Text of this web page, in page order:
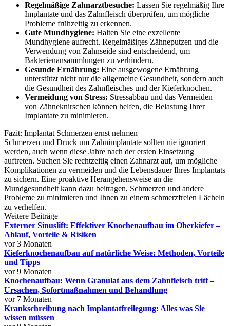
Regelmäßige Zahnarztbesuche: Lassen Sie regelmäßig Ihre
Implantate und das Zahnfleisch überprüfen, um mögliche
Probleme frühzeitig zu erkennen.
Gute Mundhygiene: Halten Sie eine exzellente
Mundhygiene aufrecht. Regelmäßiges Zähneputzen und die
Verwendung von Zahnseide sind entscheidend, um
Bakterienansammlungen zu verhindern.
Gesunde Ernährung: Eine ausgewogene Ernährung
unterstützt nicht nur die allgemeine Gesundheit, sondern auch
die Gesundheit des Zahnfleisches und der Kieferknochen.
Vermeidung von Stress: Stressabbau und das Vermeiden
von Zähneknirschen können helfen, die Belastung Ihrer
Implantate zu minimieren.
Fazit: Implantat Schmerzen ernst nehmen
Schmerzen und Druck um Zahnimplantate sollten nie ignoriert
werden, auch wenn diese Jahre nach der ersten Einsetzung
auftreten. Suchen Sie rechtzeitig einen Zahnarzt auf, um mögliche
Komplikationen zu vermeiden und die Lebensdauer Ihres Implantats
zu sichern. Eine proaktive Herangehensweise an die
Mundgesundheit kann dazu beitragen, Schmerzen und andere
Probleme zu minimieren und Ihnen zu einem schmerzfreien Lächeln
zu verhelfen.
Weitere Beiträge
Externer Sinuslift: Effektiver Knochenaufbau im Oberkiefer –
Ablauf, Vorteile & Risiken
vor 3 Monaten
Kieferknochenaufbau auf natürliche Weise: Methoden, Vorteile
und Tipps
vor 9 Monaten
Knochenaufbau: Wenn Granulat aus dem Zahnfleisch tritt –
Ursachen, Sofortmaßnahmen und Behandlung
vor 7 Monaten
Krankschreibung nach Implantatfreilegung: Alles was Sie
wissen müssen